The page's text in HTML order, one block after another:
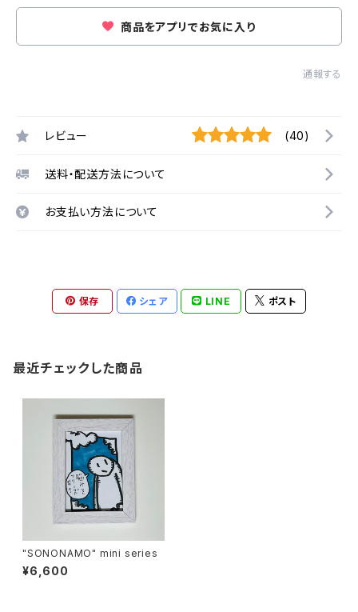
商品をアプリでお気に入り
通報する
レビュー (40)
送料・配送方法について
お支払い方法について
保存 シェア LINE ポスト
最近チェックした商品
"SONONAMO" mini series
¥6,600